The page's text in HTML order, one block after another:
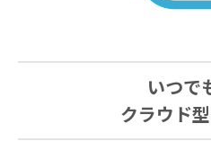
いつで
クラウド